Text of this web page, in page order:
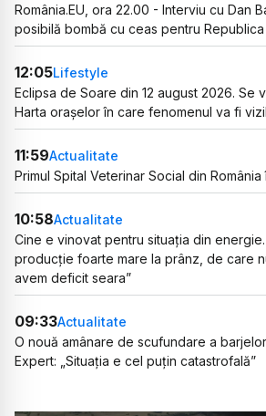
România.EU, ora 22.00 - Interviu cu Dan
posibilă bombă cu ceas pentru
12:05Lifestyle
Eclipsa de Soare din 12 august 2026. Se
Harta orașelor în care fenomenul va fi
11:59Actualitate
Primul Spital Veterinar Social din
10:58Actualitate
Cine e vinovat pentru situația din energie.
producție foarte mare la prânz, de care
avem deficit seara”
09:33Actualitate
O nouă amânare de scufundare a
Expert: „Situația e cel puțin catastrofală”